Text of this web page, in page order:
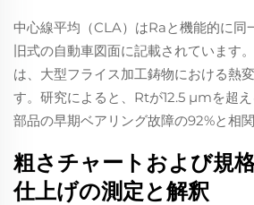
中心線平均（CLA）はRaと機能的に同
旧式の自動車図面に記載されています
は、大型フライス加工鋳物における熱
す。研究によると、Rtが12.5 µmを超
部品の早期ベアリング故障の92%と相関
粗さチャートおよび規
仕上げの測定と解釈